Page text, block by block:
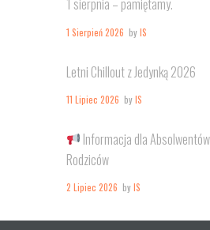
1 sierpnia – pamiętamy.
1 Sierpień 2026 byIS
Letni Chillout z Jedynką 2026
11 Lipiec 2026 byIS
Informacja dla
Rodziców
2 Lipiec 2026 byIS